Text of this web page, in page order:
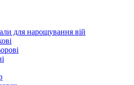
для нарощування вій